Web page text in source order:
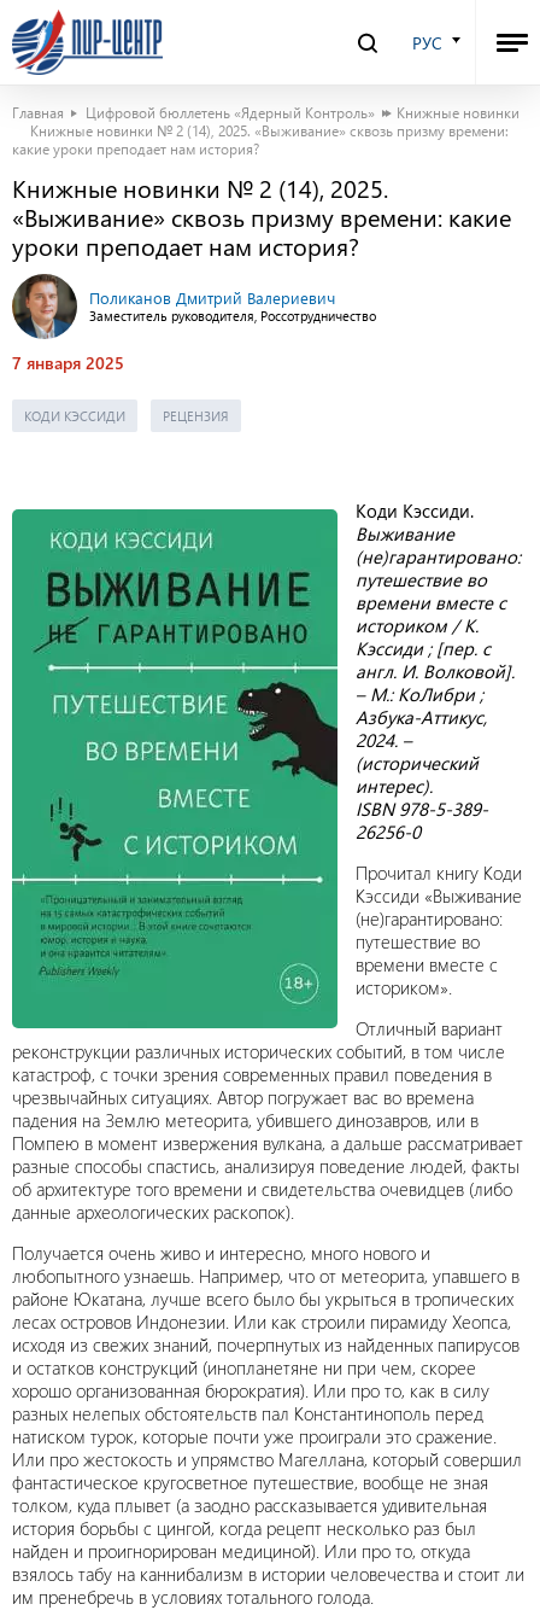
РУС
Главная Цифровой бюллетень «Ядерный Контроль»
Книжные новинки
Книжные новинки № 2 (14), 2025. «Выживание» сквозь призму времени:
какие уроки преподает нам история?
Книжные новинки № 2 (14), 2025.
«Выживание» сквозь призму времени: какие
уроки преподает нам история?
Поликанов Дмитрий Валериевич
Заместитель руководителя, Россотрудничество
7 января 2025
КОДИ КЭССИДИ РЕЦЕНЗИЯ
Коди Кэссиди.
Выживание
(не)гарантировано:
путешествие во
времени вместе с
историком / К.
Кэссиди ; [пер. с
англ. И. Волковой].
– М.: КоЛибри ;
Азбука-Аттикус,
2024. –
(исторический
интерес).
ISBN 978-5-389-
26256-0
Прочитал книгу Коди
Кэссиди «Выживание
(не)гарантировано:
путешествие во
времени вместе с
историком».
Отличный вариант
реконструкции различных исторических событий, в том числе
катастроф, с точки зрения современных правил поведения в
чрезвычайных ситуациях. Автор погружает вас во времена
падения на Землю метеорита, убившего динозавров, или в
Помпею в момент извержения вулкана, а дальше рассматривает
разные способы спастись, анализируя поведение людей, факты
об архитектуре того времени и свидетельства очевидцев (либо
данные археологических раскопок).
Получается очень живо и интересно, много нового и
любопытного узнаешь. Например, что от метеорита, упавшего в
районе Юкатана, лучше всего было бы укрыться в тропических
лесах островов Индонезии. Или как строили пирамиду Хеопса,
исходя из свежих знаний, почерпнутых из найденных папирусов
и остатков конструкций (инопланетяне ни при чем, скорее
хорошо организованная бюрократия). Или про то, как в силу
разных нелепых обстоятельств пал Константинополь перед
натиском турок, которые почти уже проиграли это сражение.
Или про жестокость и упрямство Магеллана, который совершил
фантастическое кругосветное путешествие, вообще не зная
толком, куда плывет (а заодно рассказывается удивительная
история борьбы с цингой, когда рецепт несколько раз был
найден и проигнорирован медициной). Или про то, откуда
взялось табу на каннибализм в истории человечества и стоит ли
им пренебречь в условиях тотального голода.